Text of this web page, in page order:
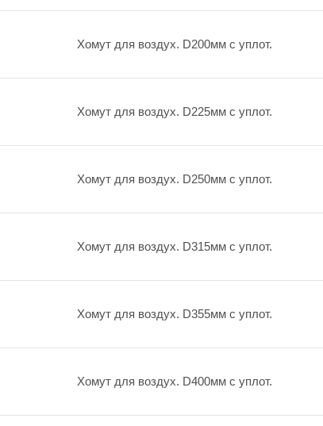
Хомут для воздух. D200мм с уплот.
Хомут для воздух. D225мм с уплот.
Хомут для воздух. D250мм с уплот.
Хомут для воздух. D315мм с уплот.
Хомут для воздух. D355мм с уплот.
Хомут для воздух. D400мм с уплот.